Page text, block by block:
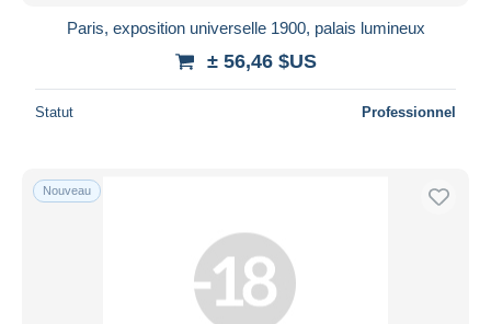
Paris, exposition universelle 1900, palais lumineux
± 56,46 $US
Statut Professionnel
Nouveau